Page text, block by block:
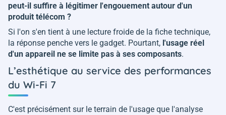
peut-il suffire à légitimer l'engouement autour d'un
produit télécom ?
Si l'on s'en tient à une lecture froide de la fiche technique,
la réponse penche vers le gadget. Pourtant, l'usage réel
d'un appareil ne se limite pas à ses composants.
L’esthétique au service des performances
du Wi-Fi 7
C'est précisément sur le terrain de l'usage que l'analyse